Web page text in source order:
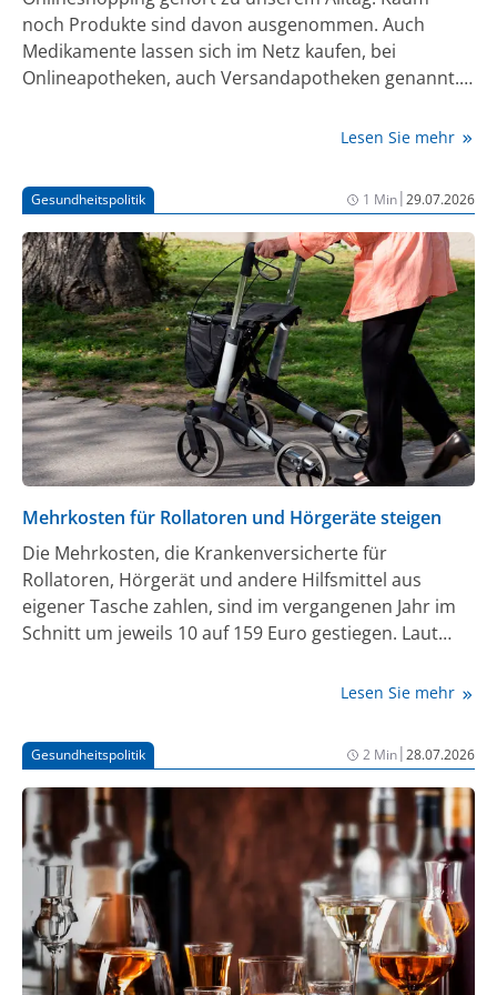
noch Produkte sind davon ausgenommen. Auch
Medikamente lassen sich im Netz kaufen, bei
Onlineapotheken, auch Versandapotheken genannt.
genauso wie Blutdrucksenker auf Rezept ordern und
Preisvergleich lohnt, wie ein Rezept online eingereicht
wird oder wem man Fragen zur richtigen Einnahme
stellen kann, erfahren Sie hier.
Lesen Sie mehr
Gesundheitspolitik 1 Min|29.07.2026
Mehrkosten für Rollatoren und Hörgeräte steigen
Die Mehrkosten, die Krankenversicherte für
Rollatoren, Hörgerät und andere Hilfsmittel aus
eigener Tasche zahlen, sind im vergangenen Jahr im
Schnitt um jeweils 10 auf 159 Euro gestiegen. Laut
Krankenversicherungen bezogen die Versicherten
Trend der vergangenen Jahre. Wer einen Rollator, ein
Hörgerät oder Schuheinlagen benötigt, muss den
Eigenanteil zahlen.
Lesen Sie mehr
Gesundheitspolitik 2 Min|28.07.2026